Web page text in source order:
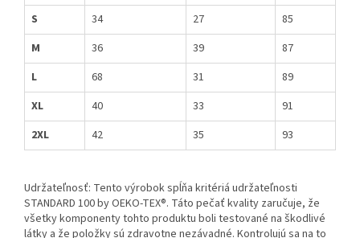
S
34 27
85
M
36 39
87
L
68 31
89
XL
40 33
91
2XL
42 35 93
Udržateľnosť: Tento výrobok spĺňa kritériá udržateľnosti
STANDARD 100 by OEKO-TEX®. Táto pečať kvality zaručuje, že
všetky komponenty tohto produktu boli testované na škodlivé
látky a že položky sú zdravotne nezávadné. Kontrolujú sa na to